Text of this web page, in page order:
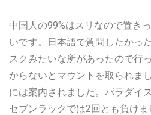
中国人の99%はスリなので置き
いです。日本語で質問したかっ
スクみたいな所があったので行
からないとマウントを取られま
には案内されました。パラダイ
セブンラックでは2回とも負け